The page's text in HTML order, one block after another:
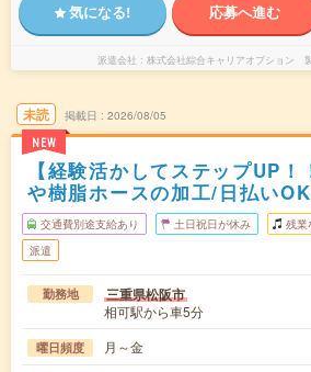
気になる! 応募へ進む
派遣会社 株式会社綜合キャリアオプション
未読
NEW
掲載日 2026/08/05
【経験活かしてステップUP
や樹脂ホースの加工/日払いOK
交通費別途支給あり 土日祝日が休み 残業
派遣
勤務地 三重県松阪市
相可駅から車5分
曜日頻度 月～金